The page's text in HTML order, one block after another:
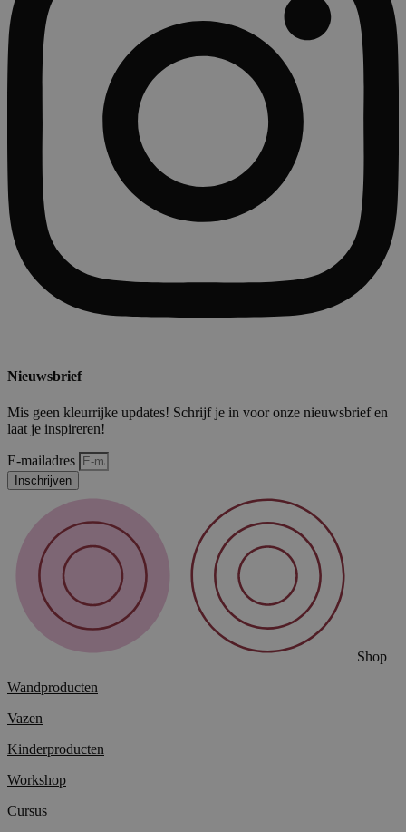
Nieuwsbrief
Mis geen kleurrijke updates! Schrijf je in voor onze nieuwsbrief en
laat je inspireren!
E-mailadres
Inschrijven
Shop
Wandproducten
Vazen
Kinderproducten
Workshop
Cursus